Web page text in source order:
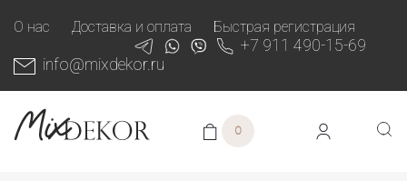
О нас Доставка и оплата Быстрая регистрация
+7 911 490-15-69
info@mixdekor.ru
0